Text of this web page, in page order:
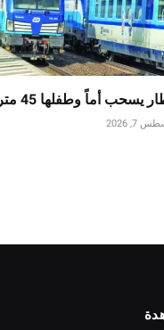
يسحب أماً وطفلها 45 متراً
7, 2026